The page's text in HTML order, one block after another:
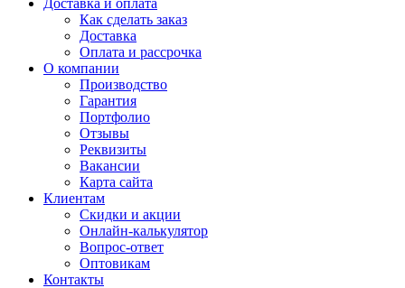
Доставка и оплата
Как сделать заказ
Доставка
Оплата и рассрочка
О компании
Производство
Гарантия
Портфолио
Отзывы
Реквизиты
Вакансии
Карта сайта
Клиентам
Скидки и акции
Онлайн-калькулятор
Вопрос-ответ
Оптовикам
Контакты